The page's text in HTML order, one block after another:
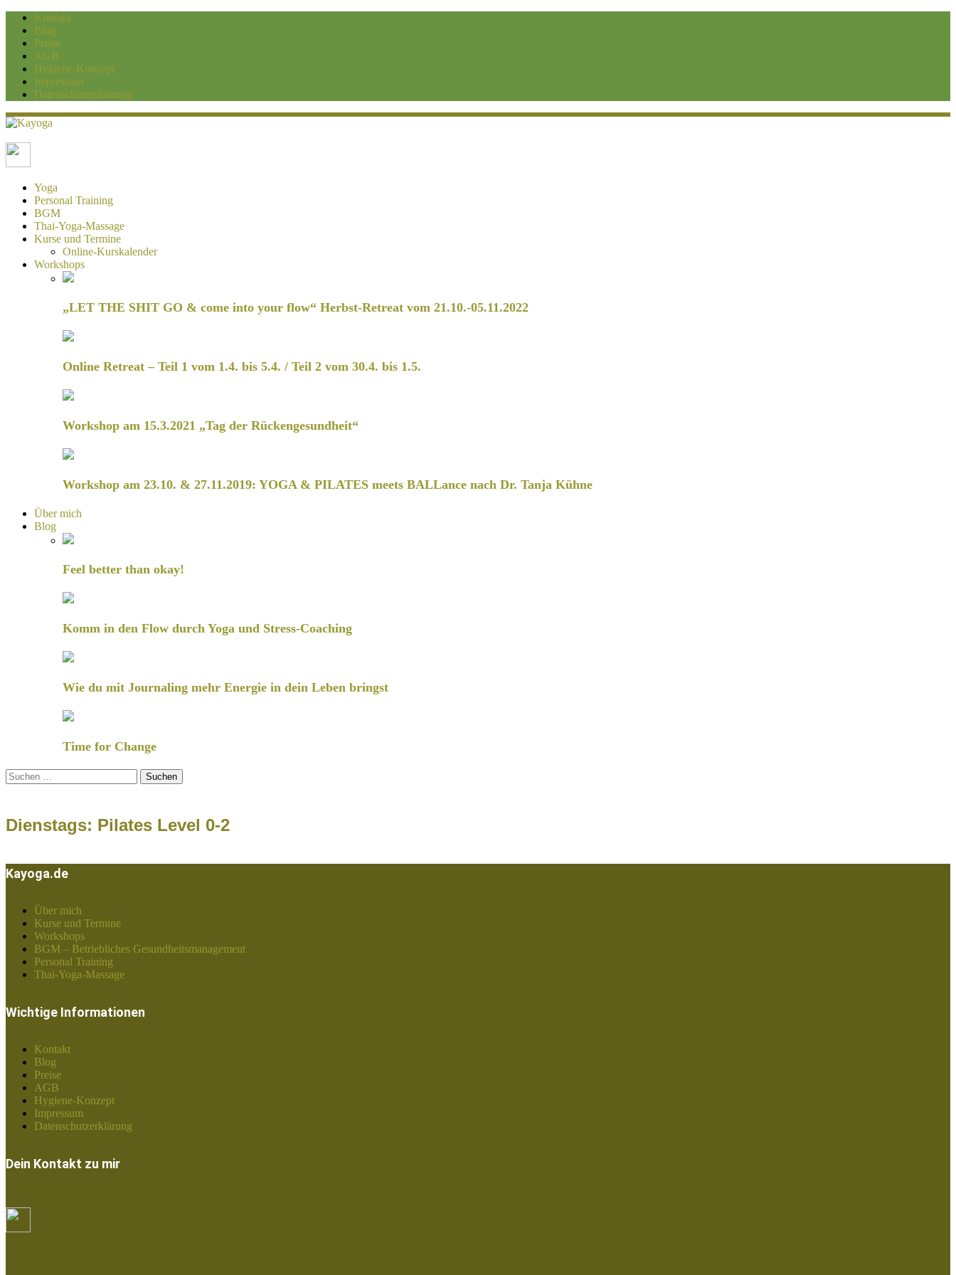
Kontakt
Blog
Preise
AGB
Hygiene-Konzept
Impressum
Datenschutzerklärung
Kayoga
Yoga und Personaltraining Duisburg
Yoga
Personal Training
BGM
Thai-Yoga-Massage
Kurse und Termine
Online-Kurskalender
Workshops
„LET THE SHIT GO & come into your flow“ Herbst-Retreat vom 21.10.-05.11.2022
Online Retreat – Teil 1 vom 1.4. bis 5.4. / Teil 2 vom 30.4. bis 1.5.
Workshop am 15.3.2021 „Tag der Rückengesundheit“
Workshop am 23.10. & 27.11.2019: YOGA & PILATES meets BALLance nach Dr. Tanja Kühne
Über mich
Blog
Feel better than okay!
Komm in den Flow durch Yoga und Stress-Coaching
Wie du mit Journaling mehr Energie in dein Leben bringst
Time for Change
Suchen
nach:
Dienstags: Pilates Level 0-2
Kayoga.de
Über mich
Kurse und Termine
Workshops
BGM – Betriebliches Gesundheitsmanagement
Personal Training
Thai-Yoga-Massage
Wichtige Informationen
Kontakt
Blog
Preise
AGB
Hygiene-Konzept
Impressum
Datenschutzerklärung
Dein Kontakt zu mir